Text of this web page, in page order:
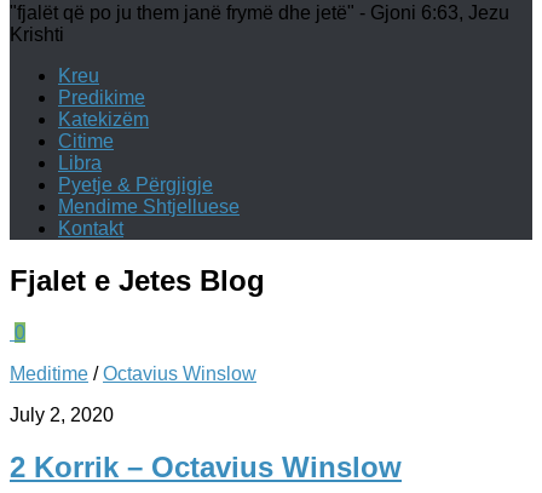
"fjalët që po ju them janë frymë dhe jetë" - Gjoni 6:63, Jezu
Krishti
Kreu
Predikime
Katekizëm
Citime
Libra
Pyetje & Përgjigje
Mendime Shtjelluese
Kontakt
Fjalet e Jetes Blog
0
Meditime /Octavius Winslow
July 2, 2020
2 Korrik – Octavius Winslow